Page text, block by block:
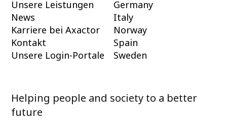
Unsere Leistungen
News
Karriere bei Axactor
Kontakt
Unsere Login-Portale
Germany
Italy
Norway
Spain
Sweden
Helping people and society to a better
future